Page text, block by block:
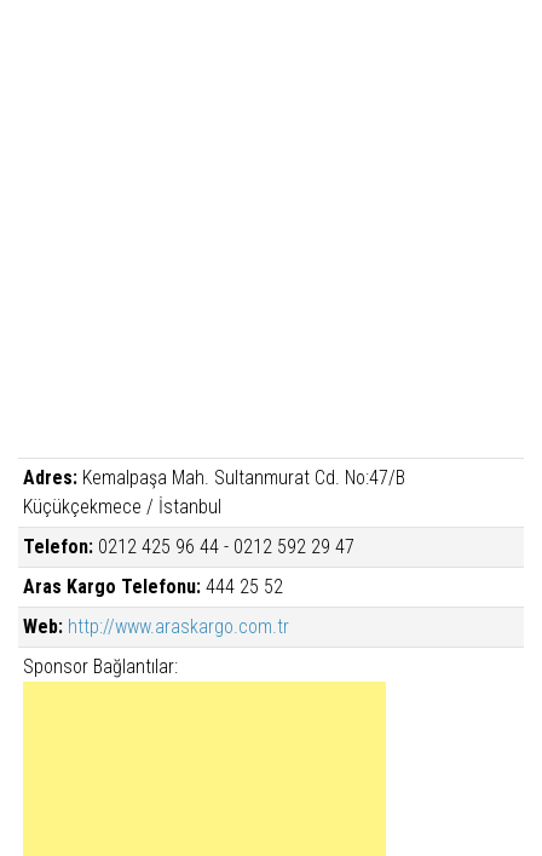
Adres: Kemalpaşa Mah. Sultanmurat Cd. No:47/B
Küçükçekmece / İstanbul
Telefon: 0212 425 96 44 - 0212 592 29 47
Aras Kargo Telefonu: 444 25 52
Web: http://www.araskargo.com.tr
Sponsor Bağlantılar: